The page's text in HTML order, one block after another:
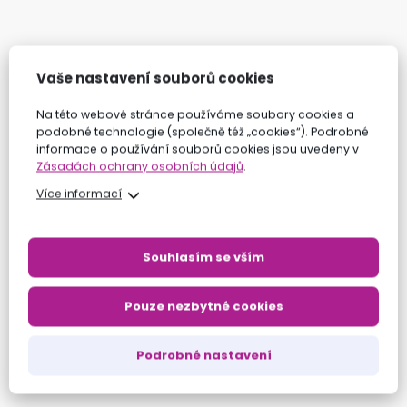
Vaše nastavení souborů cookies
Na této webové stránce používáme soubory cookies a
podobné technologie (společně též „cookies“). Podrobné
informace o používání souborů cookies jsou uvedeny v
Zásadách ochrany osobních údajů.
Více informací
Souhlasím se vším
Pouze nezbytné cookies
Podrobné nastavení